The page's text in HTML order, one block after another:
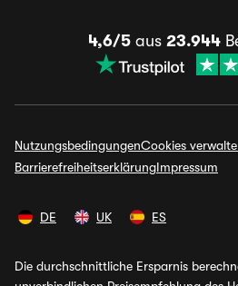
4,6/5 aus 23.944
NutzungsbedingungenCookies
BarrierefreiheitserklärungImpressum
DE UK ES
Die durchschnittliche Ersparnis